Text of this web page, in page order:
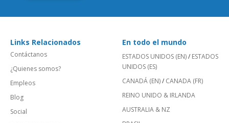
Links Relacionados
Contáctanos
¿Quienes somos?
Empleos
Blog
Social
En todo el mundo
ESTADOS UNIDOS (EN)/ ESTADOS
UNIDOS (ES)
CANADÁ (EN)/ CANADA (FR)
REINO UNIDO & IRLANDA
AUSTRALIA & NZ